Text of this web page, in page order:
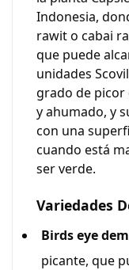
Indonesia,
rawit o cabai
que puede
unidades
grado de picor
y ahumado, y
con una
cuando está
ser verde.
Variedades
Birds eye
picante, que